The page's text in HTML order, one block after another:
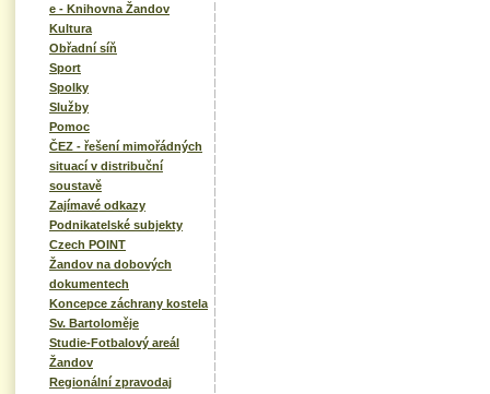
e - Knihovna Žandov
Kultura
Obřadní síň
Sport
Spolky
Služby
Pomoc
ČEZ - řešení mimořádných
situací v distribuční
soustavě
Zajímavé odkazy
Podnikatelské subjekty
Czech POINT
Žandov na dobových
dokumentech
Koncepce záchrany kostela
Sv. Bartoloměje
Studie-Fotbalový areál
Žandov
Regionální zpravodaj